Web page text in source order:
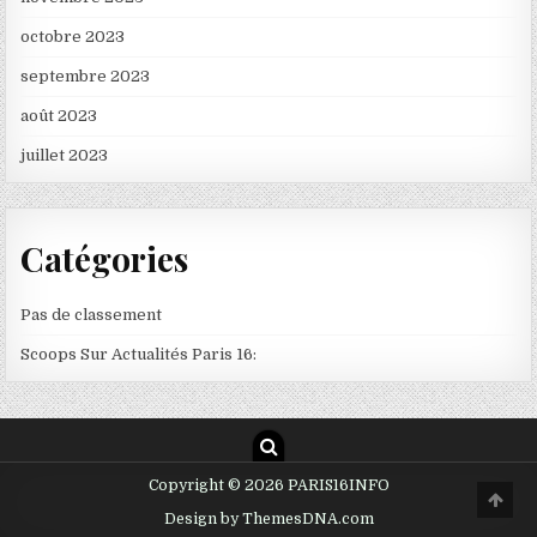
octobre 2023
septembre 2023
août 2023
juillet 2023
Catégories
Pas de classement
Scoops Sur Actualités Paris 16:
Copyright © 2026 PARIS16INFO
Design by ThemesDNA.com